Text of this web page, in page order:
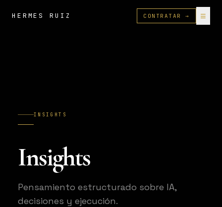
HERMES RUIZ CONTRATAR → ≡
INSIGHTS
Insights
Pensamiento estructurado sobre IA,
decisiones y ejecución.